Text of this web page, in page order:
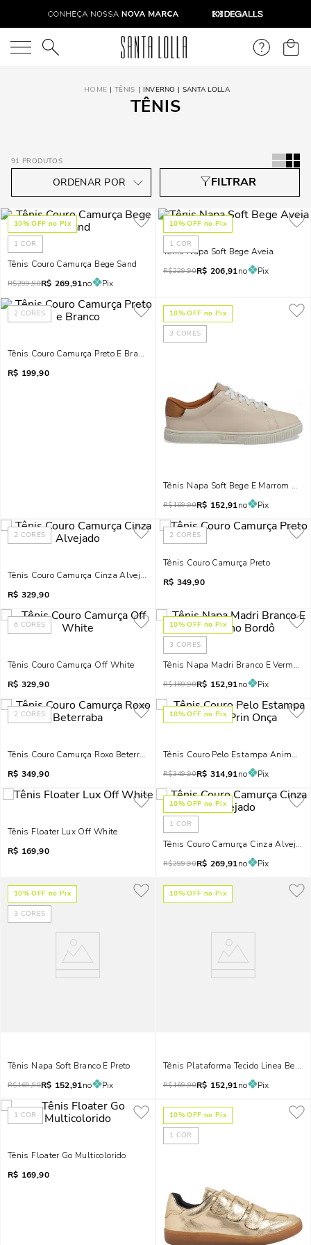
O que você está procurando?
TÊNIS INVERNO | SANTA LOLLA
TÊNIS
91 PRODUTOS
10% OFF no Pix
1 COR
Tênis Couro Camurça Bege Sand
R$299,90R$ 269,91no Pix
10% OFF no Pix
1 COR
Tênis Napa Soft Bege Aveia
R$229,90R$ 206,91no Pix
2 CORES
Tênis Couro Camurça Preto E Branco
R$ 199,90
10% OFF no Pix
3 CORES
Tênis Napa Soft Bege E Marrom
R$169,90R$ 152,91no Pix
2 CORES
Tênis Couro Camurça Cinza Alvejado
R$ 329,90
2 CORES
Tênis Couro Camurça Preto
R$ 349,90
6 CORES
Tênis Couro Camurça Off White
R$ 329,90
10% OFF no Pix
3 CORES
Tênis Napa Madri Branco E
R$169,90R$ 152,91no Pix
2 CORES
Tênis Couro Camurça Roxo Beterraba
R$ 349,90
10% OFF no Pix
Tênis Couro Pelo Estampa Animal
R$349,90R$ 314,91no Pix
Tênis Floater Lux Off White
R$ 169,90
10% OFF no Pix
1 COR
Tênis Couro Camurça Cinza Alvejado
R$299,90R$ 269,91no Pix
10% OFF no Pix
3 CORES
Tênis Napa Soft Branco E Preto
R$169,90R$ 152,91no Pix
10% OFF no Pix
Tênis Plataforma Tecido Linea Bege
R$169,90R$ 152,91no Pix
1 COR
Tênis Floater Go Multicolorido
R$ 169,90
10% OFF no Pix
1 COR